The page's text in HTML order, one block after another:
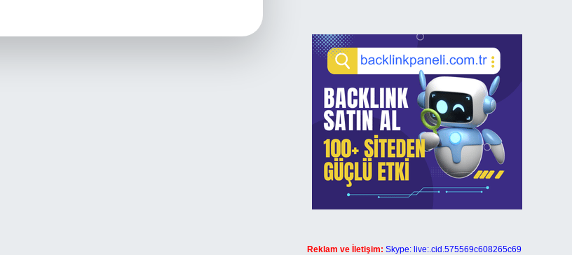
Reklam ve İletişim: Skype: live:.cid.575569c608265c69